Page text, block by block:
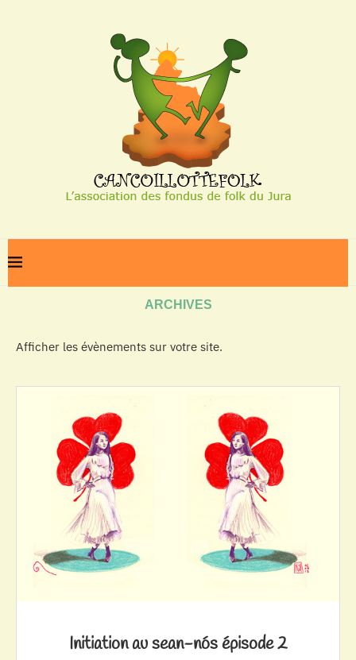
ARCHIVES
Afficher les évènements sur votre site.
Initiation au sean-nós épisode 2